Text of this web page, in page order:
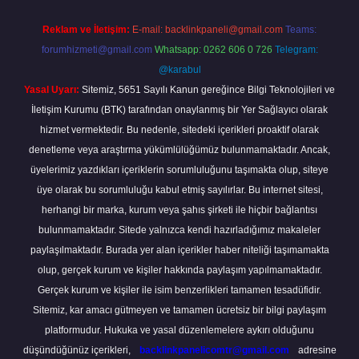
Reklam ve İletişim: E-mail: backlinkpaneli@gmail.com Teams:
forumhizmeti@gmail.com Whatsapp: 0262 606 0 726 Telegram:
@karabul
Yasal Uyarı: Sitemiz, 5651 Sayılı Kanun gereğince Bilgi Teknolojileri ve
İletişim Kurumu (BTK) tarafından onaylanmış bir Yer Sağlayıcı olarak
hizmet vermektedir. Bu nedenle, sitedeki içerikleri proaktif olarak
denetleme veya araştırma yükümlülüğümüz bulunmamaktadır. Ancak,
üyelerimiz yazdıkları içeriklerin sorumluluğunu taşımakta olup, siteye
üye olarak bu sorumluluğu kabul etmiş sayılırlar. Bu internet sitesi,
herhangi bir marka, kurum veya şahıs şirketi ile hiçbir bağlantısı
bulunmamaktadır. Sitede yalnızca kendi hazırladığımız makaleler
paylaşılmaktadır. Burada yer alan içerikler haber niteliği taşımamakta
olup, gerçek kurum ve kişiler hakkında paylaşım yapılmamaktadır.
Gerçek kurum ve kişiler ile isim benzerlikleri tamamen tesadüfidir.
Sitemiz, kar amacı gütmeyen ve tamamen ücretsiz bir bilgi paylaşım
platformudur. Hukuka ve yasal düzenlemelere aykırı olduğunu
düşündüğünüz içerikleri,
backlinkpanelicomtr@gmail.com adresine